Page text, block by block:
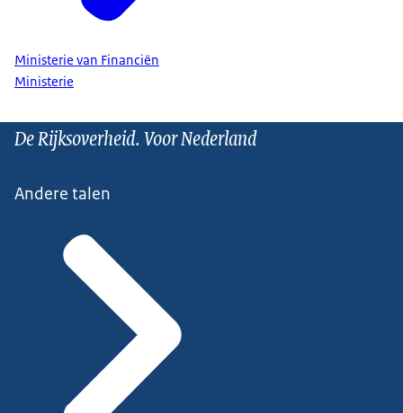
Ministerie van Financiën
Ministerie
De Rijksoverheid. Voor Nederland
Andere talen